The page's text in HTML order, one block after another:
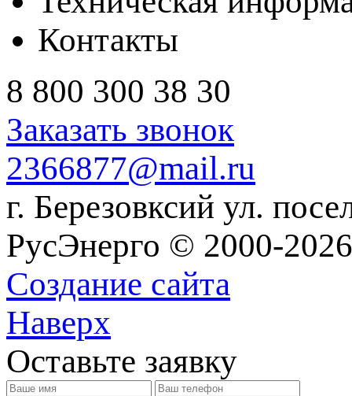
Контакты
8 800 300 38 30
Заказать звонок
2366877@mail.ru
г. Березовксий ул.
РусЭнерго © 2000-
Создание сайта
Наверх
Оставьте заявку